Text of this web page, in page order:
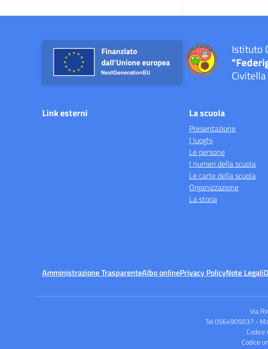
Istituto
Link esterni La scuola
Presentazione
I luoghi
Le persone
I numeri della scuola
Le carte della scuola
Organizzazione
La storia
Amministrazione TrasparenteAlbo onlinePrivacy PolicyNote Legali
Via
Tel 0564905037 -
Codice